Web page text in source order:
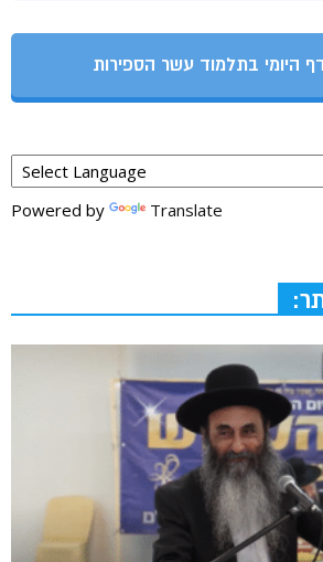
היומי בתלמוד עשר הספירות
Powered by Translate